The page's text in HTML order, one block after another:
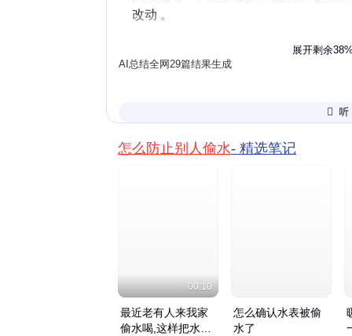
改动 。
管道或违规取水 。
📢 发现偷水咋办
特殊手段：部分区域会在水中加无害的
颜色变化，方便定位 。‌‌‌
展开剩余
AI总结全网29篇结果生成
怎么防止别人偷水- 精选笔记
00:10
最近老有人来我家
偷水喝,这样把水龙
怎么确认水表被偷
水了